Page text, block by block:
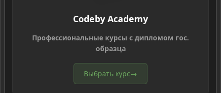
Codeby Academy
Профессиональные курсы с дипломом гос.
образца
Выбрать курс→